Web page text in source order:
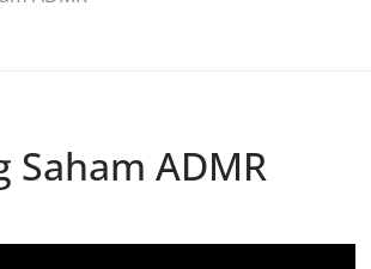
Saham ADMR